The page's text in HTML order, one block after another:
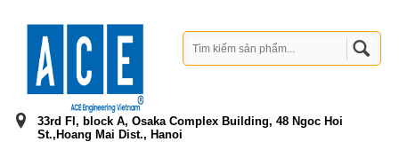
33rd Fl, block A, Osaka Complex Building, 48 Ngoc Hoi
St.,Hoang Mai Dist., Hanoi